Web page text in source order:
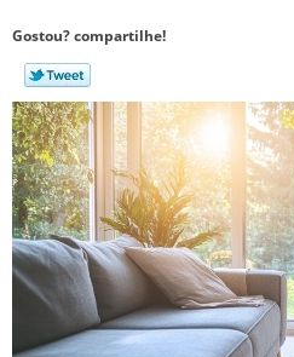
Gostou? compartilhe!